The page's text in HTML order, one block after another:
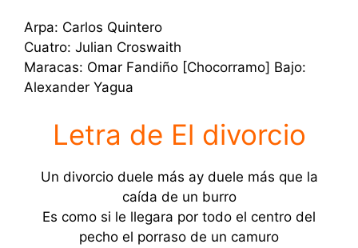
Arpa: Carlos Quintero
Cuatro: Julian Croswaith
Maracas: Omar Fandiño [Chocorramo] Bajo:
Alexander Yagua
Letra de El divorcio
Un divorcio duele más ay duele más que la
caída de un burro
Es como si le llegara por todo el centro del
pecho el porraso de un camuro